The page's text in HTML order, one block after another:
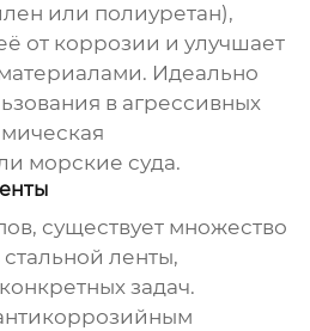
или полиуретан),
от коррозии и улучшает
Идеально
в агрессивных
морские суда.
существует множество
стальной ленты,
задач.